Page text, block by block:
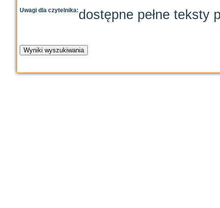
Uwagi dla czytelnika:dostępne pełne teksty